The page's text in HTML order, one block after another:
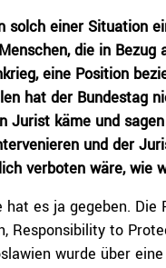
solch einer Situation
die in
eine Position
hat der Bundestag
Jurist käme und
und der
verboten wäre, wie
hat es ja gegeben.
Responsibility to
wurde über